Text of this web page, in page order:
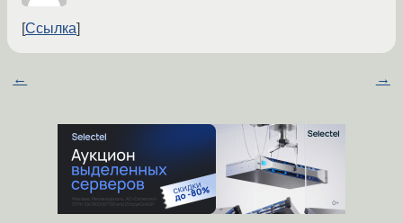
Ссылка
← →